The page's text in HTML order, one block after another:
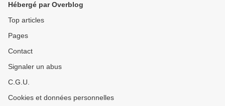
Hébergé par Overblog
Top articles
Pages
Contact
Signaler un abus
C.G.U.
Cookies et données personnelles